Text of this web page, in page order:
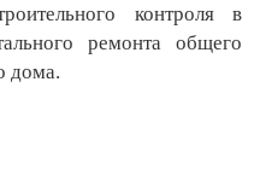
контроля в
ремонта общего
дома.